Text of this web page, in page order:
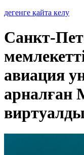
дегенге қайта келу
Санкт-
авиация